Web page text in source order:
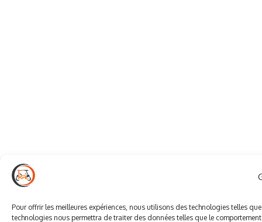
Pour offrir les meilleures expériences, nous utilisons des technologies telles
technologies nous permettra de traiter des données telles que le